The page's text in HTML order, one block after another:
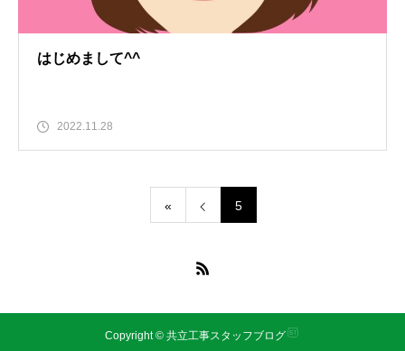
はじめまして^^
2022.11.28
« 5
Copyright © 共立工事スタッフブログ